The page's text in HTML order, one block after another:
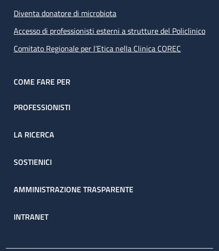
Diventa donatore di microbiota
Accesso di professionisti esterni a strutture del Policlinico
Comitato Regionale per l’Etica nella Clinica COREC
COME FARE PER
PROFESSIONISTI
LA RICERCA
SOSTIENICI
AMMINISTRAZIONE TRASPARENTE
INTRANET